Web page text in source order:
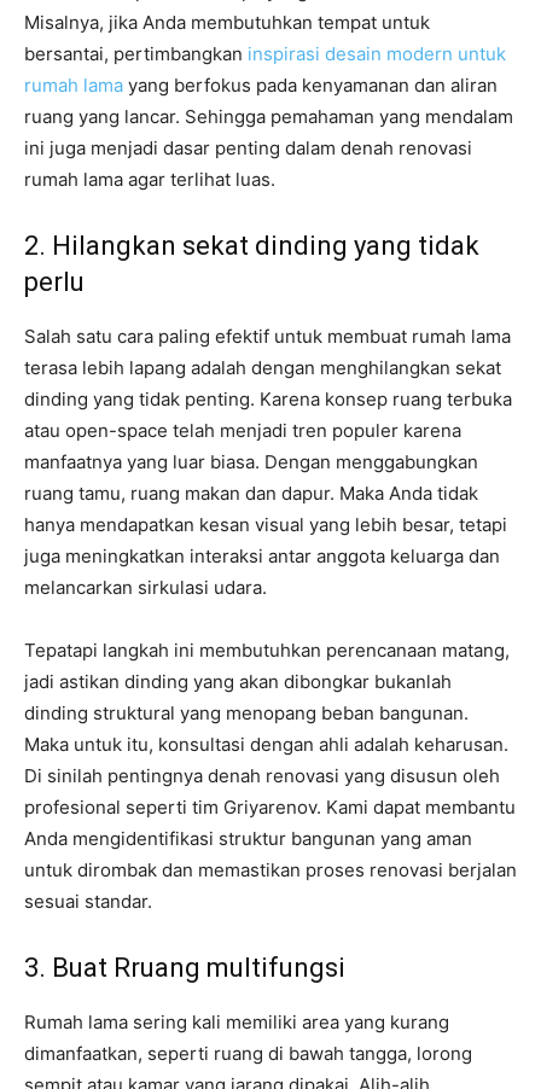
Misalnya, jika Anda membutuhkan tempat untuk
bersantai, pertimbangkan inspirasi desain modern untuk
rumah lama yang berfokus pada kenyamanan dan aliran
ruang yang lancar. Sehingga pemahaman yang mendalam
ini juga menjadi dasar penting dalam denah renovasi
rumah lama agar terlihat luas.
2. Hilangkan sekat dinding yang tidak
perlu
Salah satu cara paling efektif untuk membuat rumah lama
terasa lebih lapang adalah dengan menghilangkan sekat
dinding yang tidak penting. Karena konsep ruang terbuka
atau open-space telah menjadi tren populer karena
manfaatnya yang luar biasa. Dengan menggabungkan
ruang tamu, ruang makan dan dapur. Maka Anda tidak
hanya mendapatkan kesan visual yang lebih besar, tetapi
juga meningkatkan interaksi antar anggota keluarga dan
melancarkan sirkulasi udara.
Tepatapi langkah ini membutuhkan perencanaan matang,
jadi astikan dinding yang akan dibongkar bukanlah
dinding struktural yang menopang beban bangunan.
Maka untuk itu, konsultasi dengan ahli adalah keharusan.
Di sinilah pentingnya denah renovasi yang disusun oleh
profesional seperti tim Griyarenov. Kami dapat membantu
Anda mengidentifikasi struktur bangunan yang aman
untuk dirombak dan memastikan proses renovasi berjalan
sesuai standar.
3. Buat Rruang multifungsi
Rumah lama sering kali memiliki area yang kurang
dimanfaatkan, seperti ruang di bawah tangga, lorong